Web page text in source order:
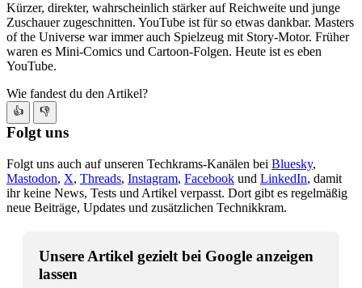
Kürzer, direkter, wahrscheinlich stärker auf Reichweite und junge
Zuschauer zugeschnitten. YouTube ist für so etwas dankbar. Masters
of the Universe war immer auch Spielzeug mit Story-Motor. Früher
waren es Mini-Comics und Cartoon-Folgen. Heute ist es eben
YouTube.
Wie fandest du den Artikel?
👍 👎
Folgt uns
Folgt uns auch auf unseren Techkrams-Kanälen bei Bluesky,
Mastodon, X, Threads, Instagram, Facebook und LinkedIn, damit
ihr keine News, Tests und Artikel verpasst. Dort gibt es regelmäßig
neue Beiträge, Updates und zusätzlichen Technikkram.
Unsere Artikel gezielt bei Google anzeigen
lassen